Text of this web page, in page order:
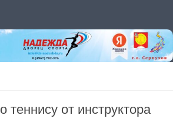
теннису от инструктора